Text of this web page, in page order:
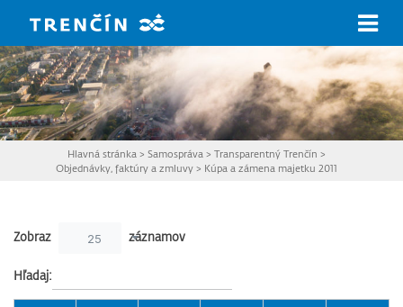
Hlavná stránka > Samospráva > Transparentný Trenčín >
Objednávky, faktúry a zmluvy> Kúpa a zámena majetku 2011
Zobraz 25 záznamov
Hľadaj: